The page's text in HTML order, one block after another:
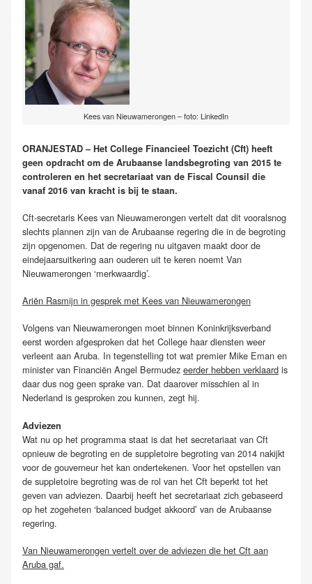
Kees van Nieuwamerongen – foto: LinkedIn
ORANJESTAD – Het College Financieel Toezicht (Cft) heeft
geen opdracht om de Arubaanse landsbegroting van 2015 te
controleren en het secretariaat van de Fiscal Counsil die
vanaf 2016 van kracht is bij te staan.
Cft-secretaris Kees van Nieuwamerongen vertelt dat dit vooralsnog
slechts plannen zijn van de Arubaanse regering die in de begroting
zijn opgenomen. Dat de regering nu uitgaven maakt door de
eindejaarsuitkering aan ouderen uit te keren noemt Van
Nieuwamerongen ‘merkwaardig’.
Ariën Rasmijn in gesprek met Kees van Nieuwamerongen
Volgens van Nieuwamerongen moet binnen Koninkrijksverband
eerst worden afgesproken dat het College haar diensten weer
verleent aan Aruba. In tegenstelling tot wat premier Mike Eman en
minister van Financiën Angel Bermudez eerder hebben verklaard is
daar dus nog geen sprake van. Dat daarover misschien al in
Nederland is gesproken zou kunnen, zegt hij.
Adviezen
Wat nu op het programma staat is dat het secretariaat van Cft
opnieuw de begroting en de suppletoire begroting van 2014 nakijkt
voor de gouverneur het kan ondertekenen. Voor het opstellen van
de suppletoire begroting was de rol van het Cft beperkt tot het
geven van adviezen. Daarbij heeft het secretariaat zich gebaseerd
op het zogeheten ‘balanced budget akkoord’ van de Arubaanse
regering.
Van Nieuwamerongen vertelt over de adviezen die het Cft aan
Aruba gaf.